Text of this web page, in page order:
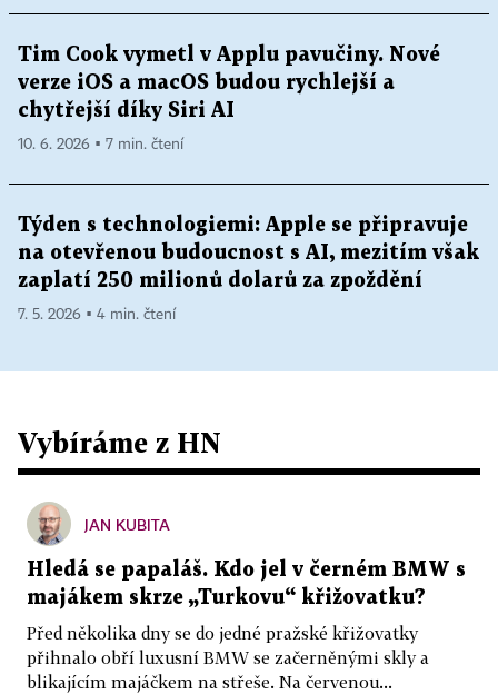
Tim Cook vymetl v Applu pavučiny. Nové
verze iOS a macOS budou rychlejší a
chytřejší díky Siri AI
10. 6. 2026 ▪ 7 min. čtení
Týden s technologiemi: Apple se připravuje
na otevřenou budoucnost s AI, mezitím však
zaplatí 250 milionů dolarů za zpoždění
7. 5. 2026 ▪ 4 min. čtení
Vybíráme z HN
JAN KUBITA
Hledá se papaláš. Kdo jel v černém BMW s
majákem skrze „Turkovu“ křižovatku?
Před několika dny se do jedné pražské křižovatky
přihnalo obří luxusní BMW se začerněnými skly a
blikajícím majáčkem na střeše. Na červenou...